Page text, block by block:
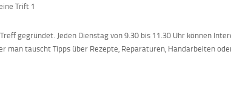
Trift 1
gegründet. Jeden Dienstag von 9.30 bis 11.30 Uhr können
man tauscht Tipps über Rezepte, Reparaturen, Handarbeiten